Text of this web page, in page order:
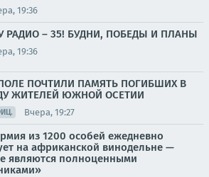
19:36
РАДИО – 35! БУДНИ, ПОБЕДЫ И ПЛАНЫ
19:36
ПОЧТИЛИ ПАМЯТЬ ПОГИБШИХ В
ЖИТЕЛЕЙ ЮЖНОЙ ОСЕТИИ
Вчера, 19:27
из 1200 особей ежедневно
на африканской винодельне —
являются полноценными